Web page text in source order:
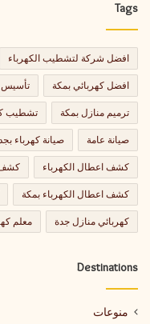
Tags
افضل شركة لتشطيب الكهرباء
افضل كهربائي بمكة تأسيس
ترميم منازل بمكة تشطيب
صيانة عامة صيانة كهرباء
كشف اعطال الكهرباء كشف
كشف اعطال الكهرباء بمكة
كهربائي منازل جدة معلم
Destinations
منوعات